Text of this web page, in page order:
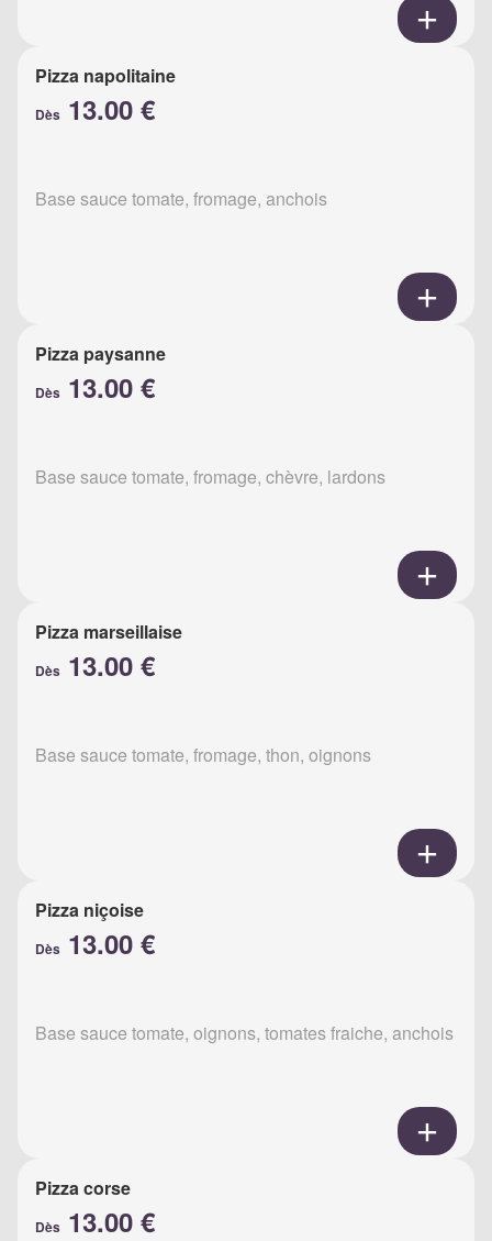
Pizza napolitaine
Dès 13.00 €
Base sauce tomate, fromage, anchois
Pizza paysanne
Dès 13.00 €
Base sauce tomate, fromage, chèvre, lardons
Pizza marseillaise
Dès 13.00 €
Base sauce tomate, fromage, thon, oignons
Pizza niçoise
Dès 13.00 €
Base sauce tomate, oignons, tomates fraiche, anchois
Pizza corse
Dès 13.00 €